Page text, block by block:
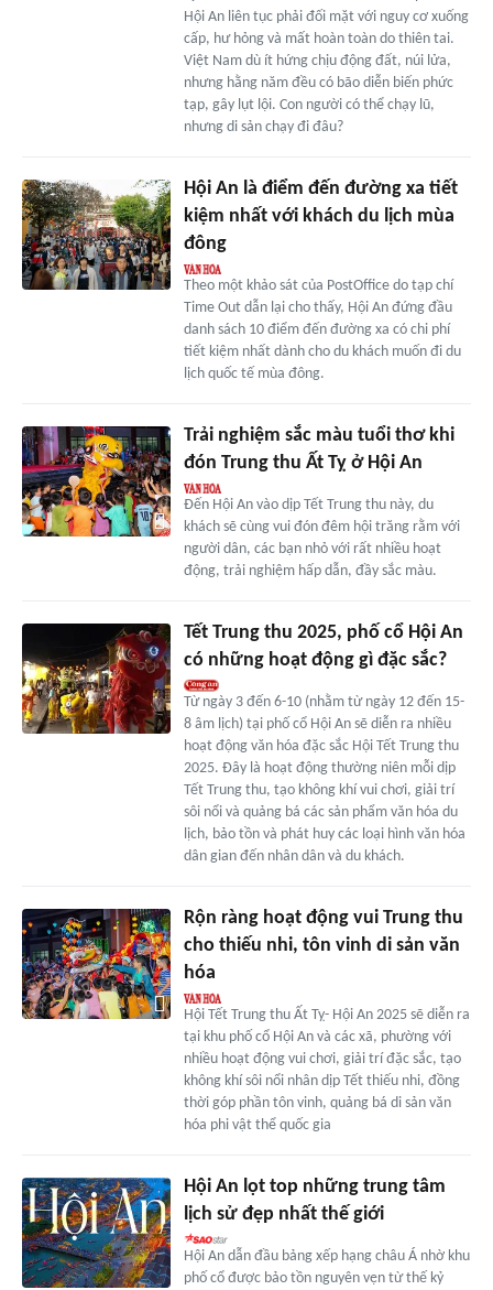
Hội An liên tục phải đối mặt với nguy cơ xuống
cấp, hư hỏng và mất hoàn toàn do thiên tai.
Việt Nam dù ít hứng chịu động đất, núi lửa,
nhưng hằng năm đều có bão diễn biến phức
tạp, gây lụt lội. Con người có thể chạy lũ,
nhưng di sản chạy đi đâu?
Hội An là điểm đến đường xa tiết
kiệm nhất với khách du lịch mùa
đông
Theo một khảo sát của PostOffice do tạp chí
Time Out dẫn lại cho thấy, Hội An đứng đầu
danh sách 10 điểm đến đường xa có chi phí
tiết kiệm nhất dành cho du khách muốn đi du
lịch quốc tế mùa đông.
Trải nghiệm sắc màu tuổi thơ khi
đón Trung thu Ất Tỵ ở Hội An
Đến Hội An vào dịp Tết Trung thu này, du
khách sẽ cùng vui đón đêm hội trăng rằm với
người dân, các bạn nhỏ với rất nhiều hoạt
động, trải nghiệm hấp dẫn, đầy sắc màu.
Tết Trung thu 2025, phố cổ Hội An
có những hoạt động gì đặc sắc?
Từ ngày 3 đến 6-10 (nhằm từ ngày 12 đến 15-
8 âm lịch) tại phố cổ Hội An sẽ diễn ra nhiều
hoạt động văn hóa đặc sắc Hội Tết Trung thu
2025. Đây là hoạt động thường niên mỗi dịp
Tết Trung thu, tạo không khí vui chơi, giải trí
sôi nổi và quảng bá các sản phẩm văn hóa du
lịch, bảo tồn và phát huy các loại hình văn hóa
dân gian đến nhân dân và du khách.
Rộn ràng hoạt động vui Trung thu
cho thiếu nhi, tôn vinh di sản văn
hóa
Hội Tết Trung thu Ất Tỵ- Hội An 2025 sẽ diễn ra
tại khu phố cổ Hội An và các xã, phường với
nhiều hoạt động vui chơi, giải trí đặc sắc, tạo
không khí sôi nổi nhân dịp Tết thiếu nhi, đồng
thời góp phần tôn vinh, quảng bá di sản văn
hóa phi vật thể quốc gia
Hội An lọt top những trung tâm
lịch sử đẹp nhất thế giới
Hội An dẫn đầu bảng xếp hạng châu Á nhờ khu
phố cổ được bảo tồn nguyên vẹn từ thế kỷ